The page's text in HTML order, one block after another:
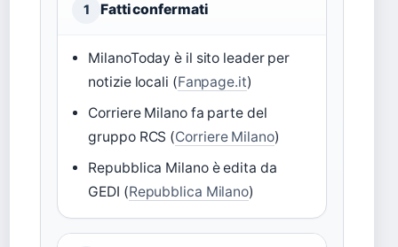
1 Fatti confermati
MilanoToday è il sito leader per
notizie locali (Fanpage.it)
Corriere Milano fa parte del
gruppo RCS (Corriere Milano)
Repubblica Milano è edita da
GEDI (Repubblica Milano)